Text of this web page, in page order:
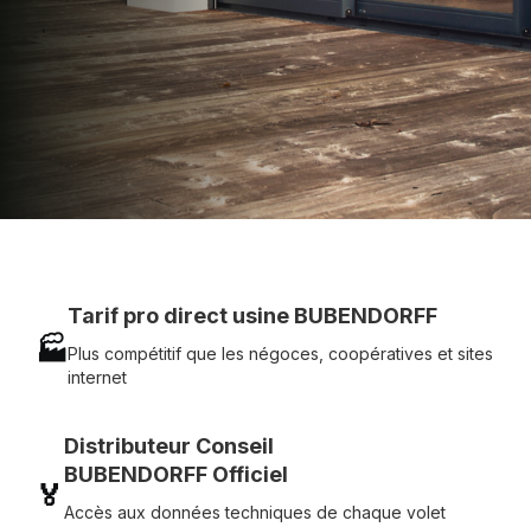
MON DEVIS MOTEUR
Voir tous nos produits
🏭
Tarif pro direct usine BUBENDORFF
Plus compétitif que les négoces, coopératives et sites
internet
🏅
Distributeur Conseil
BUBENDORFF Officiel
Accès aux données techniques de chaque volet